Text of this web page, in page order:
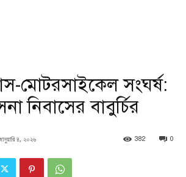
মোটরসাইকেল সংঘর্ষ:
নিবাসের বাবুর্চির
৪, ২০২৬ 0
382